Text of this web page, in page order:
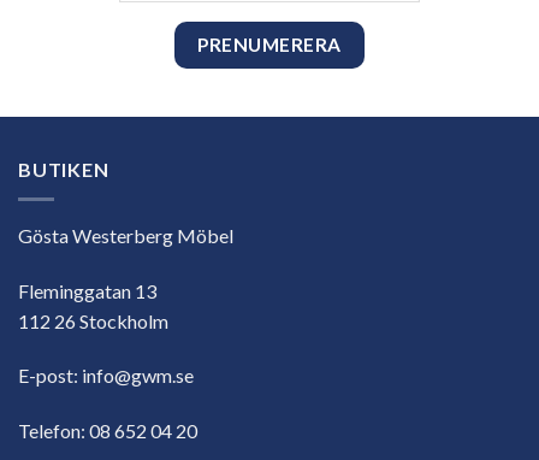
BUTIKEN
Gösta Westerberg Möbel
Fleminggatan 13
112 26 Stockholm
E-post: info@gwm.se
Telefon: 08 652 04 20